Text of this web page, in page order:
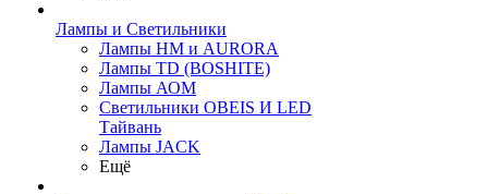
Лампы и Светильники
Лампы HM и AURORA
Лампы TD (BOSHITE)
Лампы АОМ
Светильники OBEIS И LED
Тайвань
Лампы JACK
Ещё